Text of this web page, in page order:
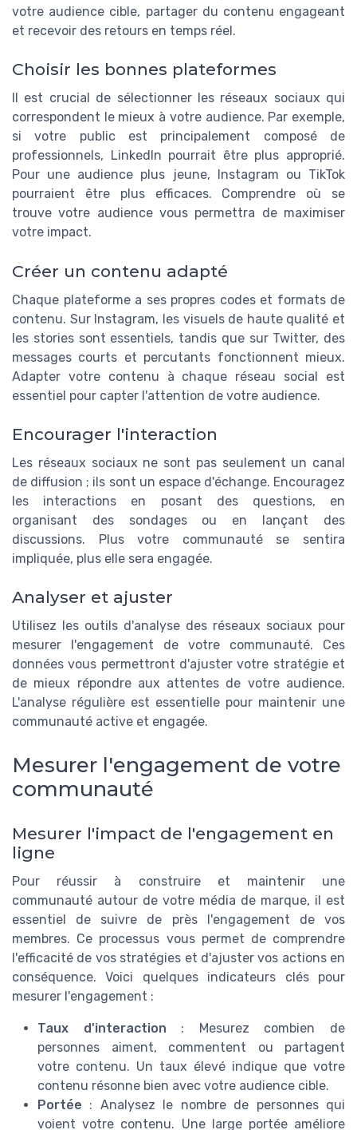
votre audience cible, partager du contenu engageant
et recevoir des retours en temps réel.
Choisir les bonnes plateformes
Il est crucial de sélectionner les réseaux sociaux qui
correspondent le mieux à votre audience. Par exemple,
si votre public est principalement composé de
professionnels, LinkedIn pourrait être plus approprié.
Pour une audience plus jeune, Instagram ou TikTok
pourraient être plus efficaces. Comprendre où se
trouve votre audience vous permettra de maximiser
votre impact.
Créer un contenu adapté
Chaque plateforme a ses propres codes et formats de
contenu. Sur Instagram, les visuels de haute qualité et
les stories sont essentiels, tandis que sur Twitter, des
messages courts et percutants fonctionnent mieux.
Adapter votre contenu à chaque réseau social est
essentiel pour capter l'attention de votre audience.
Encourager l'interaction
Les réseaux sociaux ne sont pas seulement un canal
de diffusion ; ils sont un espace d'échange. Encouragez
les interactions en posant des questions, en
organisant des sondages ou en lançant des
discussions. Plus votre communauté se sentira
impliquée, plus elle sera engagée.
Analyser et ajuster
Utilisez les outils d'analyse des réseaux sociaux pour
mesurer l'engagement de votre communauté. Ces
données vous permettront d'ajuster votre stratégie et
de mieux répondre aux attentes de votre audience.
L'analyse régulière est essentielle pour maintenir une
communauté active et engagée.
Mesurer l'engagement de votre
communauté
Mesurer l'impact de l'engagement en
ligne
Pour réussir à construire et maintenir une
communauté autour de votre média de marque, il est
essentiel de suivre de près l'engagement de vos
membres. Ce processus vous permet de comprendre
l'efficacité de vos stratégies et d'ajuster vos actions en
conséquence.Voici quelques indicateurs clés pour
mesurer l'engagement :
Taux d'interaction : Mesurez combien de
personnes aiment, commentent ou partagent
votre contenu. Un taux élevé indique que votre
contenu résonne bien avec votre audience cible.
Portée : Analysez le nombre de personnes qui
voient votre contenu. Une large portée améliore